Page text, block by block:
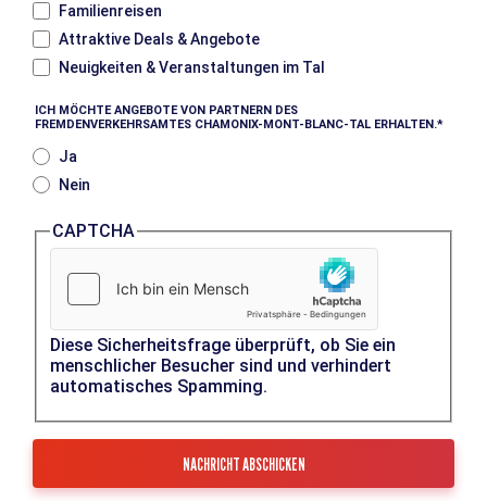
Familienreisen
Attraktive Deals & Angebote
Neuigkeiten & Veranstaltungen im Tal
ICH MÖCHTE ANGEBOTE VON PARTNERN DES
FREMDENVERKEHRSAMTES CHAMONIX-MONT-BLANC-TAL ERHALTEN.
Ja
Nein
CAPTCHA
Diese Sicherheitsfrage überprüft, ob Sie ein
menschlicher Besucher sind und verhindert
automatisches Spamming.